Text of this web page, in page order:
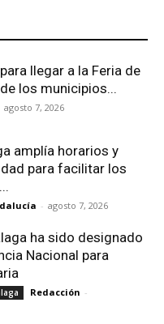
llegar a la Feria de
los municipios...
agosto 7, 2026
amplía horarios y
para facilitar los
- agosto 7, 2026
ha sido designado
Nacional para
Redacción -